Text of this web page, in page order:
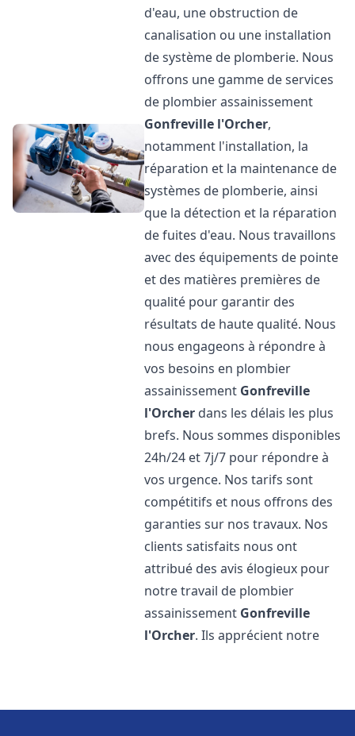
d'eau, une obstruction de
canalisation ou une installation
de système de plomberie. Nous
offrons une gamme de services
de plombier assainissement
Gonfreville l'Orcher,
notamment l'installation, la
réparation et la maintenance de
systèmes de plomberie, ainsi
que la détection et la réparation
de fuites d'eau. Nous travaillons
avec des équipements de pointe
et des matières premières de
qualité pour garantir des
résultats de haute qualité. Nous
nous engageons à répondre à
vos besoins en plombier
assainissement Gonfreville
l'Orcher dans les délais les plus
brefs. Nous sommes disponibles
24h/24 et 7j/7 pour répondre à
vos urgence. Nos tarifs sont
compétitifs et nous offrons des
garanties sur nos travaux. Nos
clients satisfaits nous ont
attribué des avis élogieux pour
notre travail de plombier
assainissement Gonfreville
l'Orcher. Ils apprécient notre